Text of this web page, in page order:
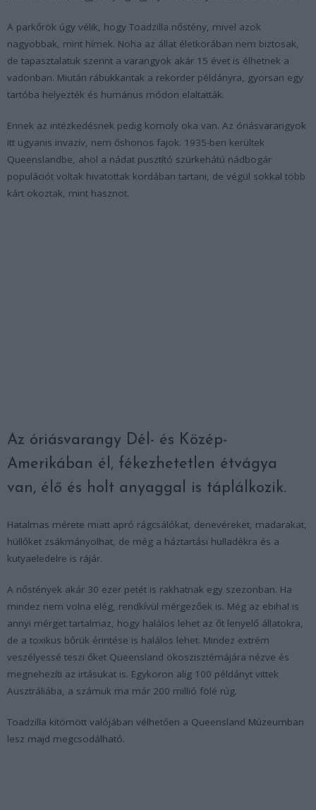
A parkőrök úgy vélik, hogy Toadzilla nőstény, mivel azok
nagyobbak, mint hímek. Noha az állat életkorában nem biztosak,
de tapasztalatuk szerint a varangyok akár 15 évet is élhetnek a
vadonban. Miután rábukkantak a rekorder példányra, gyorsan egy
tartóba helyezték és humánus módon elaltatták.
Ennek az intézkedésnek pedig komoly oka van. Az óriásvarangyok
itt ugyanis invazív, nem őshonos fajok. 1935-ben kerültek
Queenslandbe, ahol a nádat pusztító szürkehátú nádbogár
populációt voltak hivatottak kordában tartani, de végül sokkal több
kárt okoztak, mint hasznot.
Az óriásvarangy Dél- és Közép-
Amerikában él, fékezhetetlen étvágya
van, élő és holt anyaggal is táplálkozik.
Hatalmas mérete miatt apró rágcsálókat, denevéreket, madarakat,
hüllőket zsákmányolhat, de még a háztartási hulladékra és a
kutyaeledelre is rájár.
A nőstények akár 30 ezer petét is rakhatnak egy szezonban. Ha
mindez nem volna elég, rendkívül mérgezőek is. Még az ebihal is
annyi mérget tartalmaz, hogy halálos lehet az őt lenyelő állatokra,
de a toxikus bőrük érintése is halálos lehet. Mindez extrém
veszélyessé teszi őket Queensland ökoszisztémájára nézve és
megnehezíti az irtásukat is. Egykoron alig 100 példányt vittek
Ausztráliába, a számuk ma már 200 millió fölé rúg.
Toadzilla kitömött valójában vélhetően a Queensland Múzeumban
lesz majd megcsodálható.